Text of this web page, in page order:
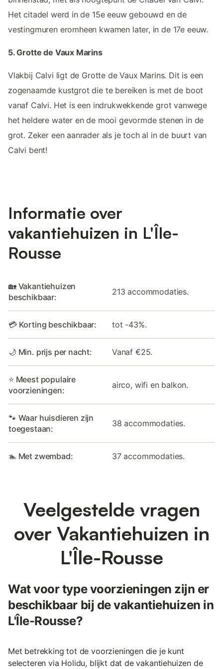
Het citadel werd in de 15e eeuw gebouwd en de
vestingmuren eromheen kwamen later, in de 17e eeuw.
5. Grotte de Vaux Marins
Vlakbij Calvi ligt de Grotte de Vaux Marins. Dit is een
zogenaamde kustgrot die te bereiken is met de boot
vanaf Calvi. Het is een indrukwekkende grot vanwege
het heldere water en de mooi gevormde stenen in de
grot. Zeker een aanrader als je toch al in de buurt van
Calvi bent!
Informatie over
vakantiehuizen in L'Île-
Rousse
🏡 Vakantiehuizen
beschikbaar:
213 accommodaties.
💳 Korting beschikbaar: tot -43%.
🌙 Min. prijs per nacht: Vanaf €25.
⭐ Meest populaire
voorzieningen:
airco, wifi en balkon.
🐾 Waar huisdieren zijn
toegestaan:
38 accommodaties.
🏊 Met zwembad: 37 accommodaties.
Veelgestelde vragen
over Vakantiehuizen in
L'Île-Rousse
Wat voor type voorzieningen zijn er
beschikbaar bij de vakantiehuizen in
L'Île-Rousse?
Met betrekking tot de voorzieningen die je kunt
selecteren via Holidu, blijkt dat de vakantiehuizen de